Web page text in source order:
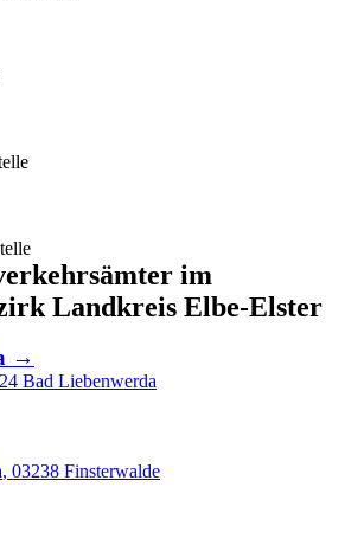
im
Landkreis Elbe-Elster
→
Bad Liebenwerda
, 03238 Finsterwalde